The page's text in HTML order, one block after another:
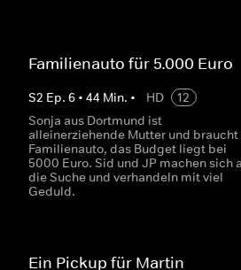
Familienauto für 5.000 Euro
S2 Ep.6 •44 Min. • HD
12
Sonja aus Dortmund ist
alleinerziehende Mutter und braucht
Familienauto, das Budget liegt bei
5000 Euro. Sid und JP machen sich
die Suche und verhandeln mit viel
Geduld.
Ein Pickup für Martin